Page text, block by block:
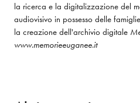
la ricerca e la digitalizzazione del
audiovisivo in possesso delle
la creazione dell'archivio digitale
www.memorieeuganee.it